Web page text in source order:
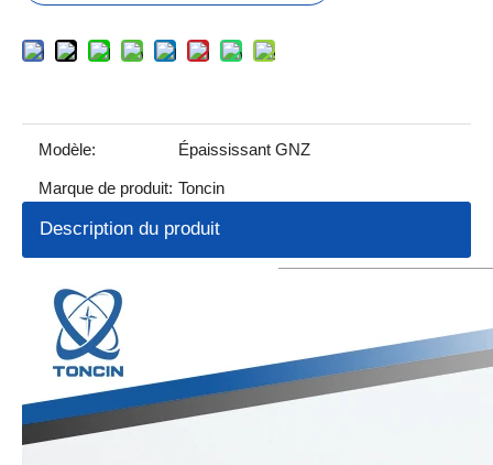
Modèle: Épaississant GNZ
Marque de produit: Toncin
Description du produit